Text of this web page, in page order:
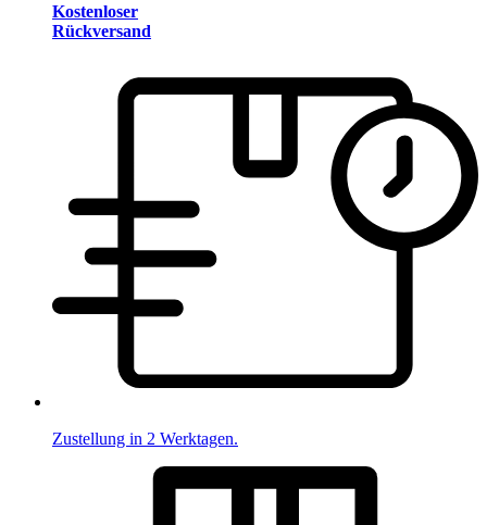
Kostenloser
Rückversand
Zustellung in 2 Werktagen.